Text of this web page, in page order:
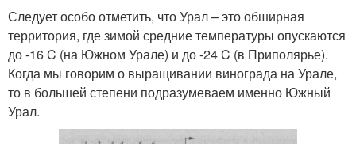
Следует особо отметить, что Урал – это обширная
территория, где зимой средние температуры опускаются
до -16 C (на Южном Урале) и до -24 C (в Приполярье).
Когда мы говорим о выращивании винограда на Урале,
то в большей степени подразумеваем именно Южный
Урал.